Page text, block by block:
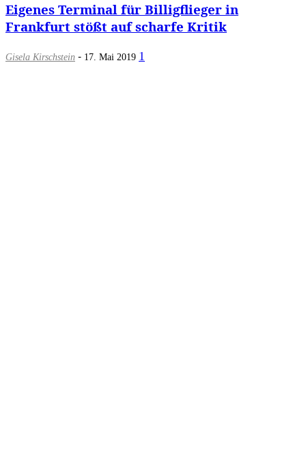
Eigenes Terminal für Billigflieger in
Frankfurt stößt auf scharfe Kritik
Gisela Kirschstein - 17. Mai 2019 1